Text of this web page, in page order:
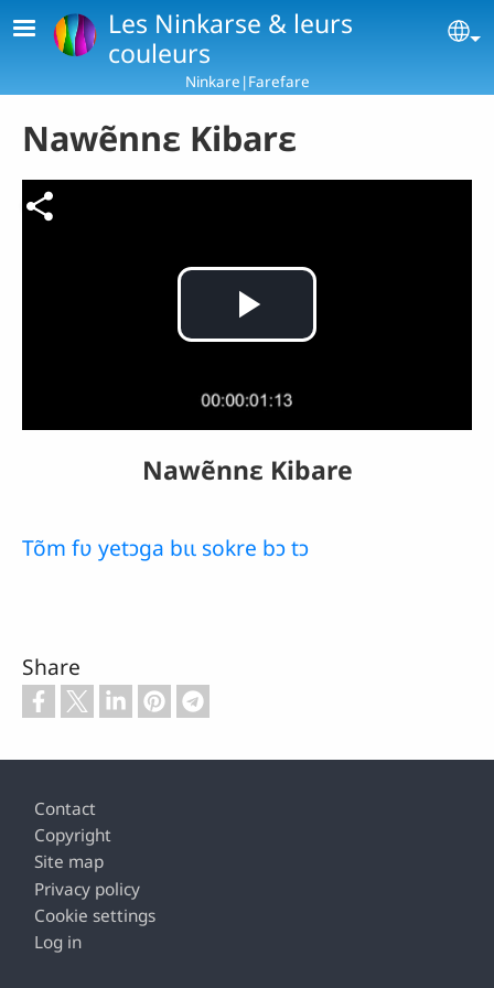
Skip to main contentLes Ninkarse & leurs
couleurs
Ninkare|Farefare
Nawẽnnɛ Kibarɛ
Fichier vidéo
Play
Video
Nawẽnnɛ Kibare
Tõm fʋ yetɔga bɩɩ sokre bɔ tɔ
Share
Footer
Contact
Copyright
Site map
Privacy policy
Cookie settings
Log in